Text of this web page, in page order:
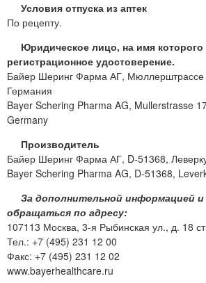
Условия отпуска из аптек
По рецепту.
Юридическое лицо, на имя
регистрационное удостоверение.
Байер Шеринг Фарма АГ, Мюллерштрассе
Германия
Bayer Schering Pharma AG, Mullerstrasse
Germany
Производитель
Байер Шеринг Фарма АГ, D-51368,
Bayer Schering Pharma AG, D-51368,
За дополнительной информацией
обращаться по адресу:
107113 Москва, 3-я Рыбинская ул., д. 18
Тел.: +7 (495) 231 12 00
Факс: +7 (495) 231 12 02
www.bayerhealthcare.ru